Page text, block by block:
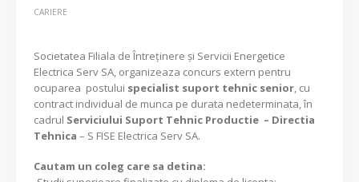
CARIERE
Societatea Filiala de Întreţinere şi Servicii Energetice
Electrica Serv SA, organizeaza concurs extern pentru
ocuparea postului specialist suport tehnic senior , cu
contract individual de munca pe durata nedeterminata, în
cadrul Serviciului Suport Tehnic Productie – Directia
Tehnica – S FISE Electrica Serv SA.
Cautam un coleg care sa detina: